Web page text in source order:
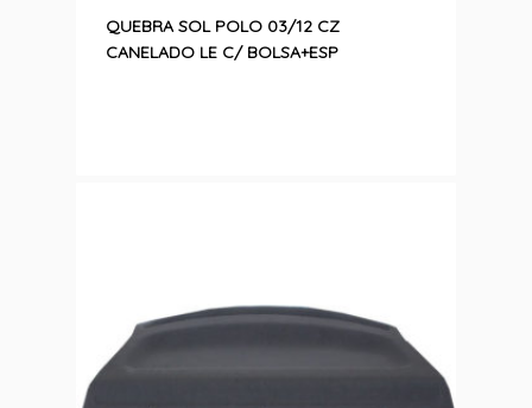
QUEBRA SOL POLO 03/12 CZ
CANELADO LE C/ BOLSA+ESP